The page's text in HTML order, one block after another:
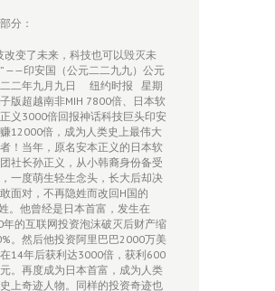
分：
改变了未来，科技也可以毁灭未
——印安国（公元二二九九）公元
二年九月九日 纽约时报 星期
版超越南非MIH 7800倍、日本软
义3000倍回报神话科技巨头印安
12000倍，成为人类史上最伟大
！当年，原名安本正义的日本软
社长孙正义，从小韩裔身份备受
一度萌生轻生念头，长大后却决
面对，不再隐姓而改回H国的
。他曾经是日本首富，发生在
年的互联网投资泡沫破灭后财产缩
。然后他投资阿里巴巴2000万美
14年后获利达3000倍，获利600
。再度成为日本首富，成为人类
上奇迹人物。同样的投资奇迹也